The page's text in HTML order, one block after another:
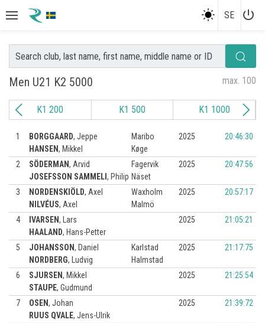
SE power_settings_new
Men U21 K2 5000 max. 100
K1 200 K1 500 K1 1000
1 BORGGAARD, Jeppe
HANSEN, Mikkel
Maribo
Køge
2025 20:46:30
2 SÖDERMAN, Arvid
JOSEFSSON SAMMELI , Philip
Fagervik
Näset
2025 20:47:56
3 NORDENSKIÖLD, Axel
NILVÉUS, Axel
Waxholm
Malmö
2025 20:57:17
4 IVARSEN,
Lars
HAALAND, Hans-Petter
2025 21:05:21
5 JOHANSSON, Daniel
NORDBERG, Ludvig
Karlstad
Halmstad
2025 21:17:75
6 SJURSEN, Mikkel
STAUPE, Gudmund
2025 21:25:54
7 OSEN, Johan
RUUS QVALE, Jens-Ulrik
2025 21:39:72